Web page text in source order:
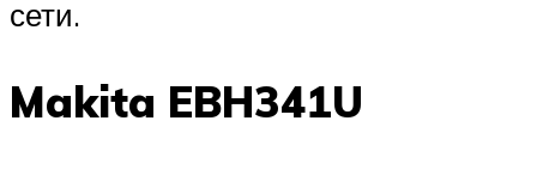
сети.
Makita EBH341U